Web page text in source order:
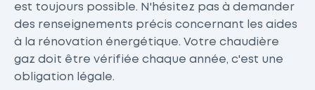
est toujours possible. N'hésitez pas à demander
des renseignements précis concernant les aides
à la rénovation énergétique. Votre chaudière
gaz doit être vérifiée chaque année, c'est une
obligation légale.